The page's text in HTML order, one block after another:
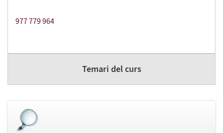
977 779 964
Temari del curs